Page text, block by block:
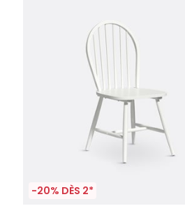
-20% DÈS 2*